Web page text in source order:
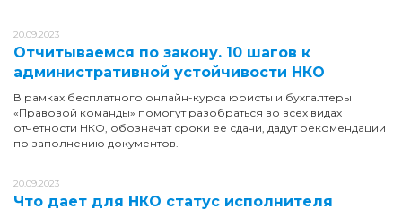
20.09.2023
Отчитываемся по закону. 10 шагов к
административной устойчивости НКО
В рамках бесплатного онлайн-курса юристы и бухгалтеры
«Правовой команды» помогут разобраться во всех видах
отчетности НКО, обозначат сроки ее сдачи, дадут рекомендации
по заполнению документов.
20.09.2023
Что дает для НКО статус исполнителя